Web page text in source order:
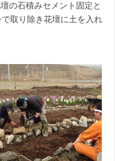
の石積みセメント固定と
取り除き花壇に土を入れ